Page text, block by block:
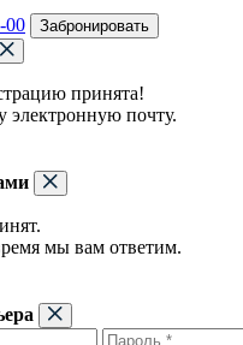
00 Забронировать
принята!
электронную почту.
мы вам ответим.